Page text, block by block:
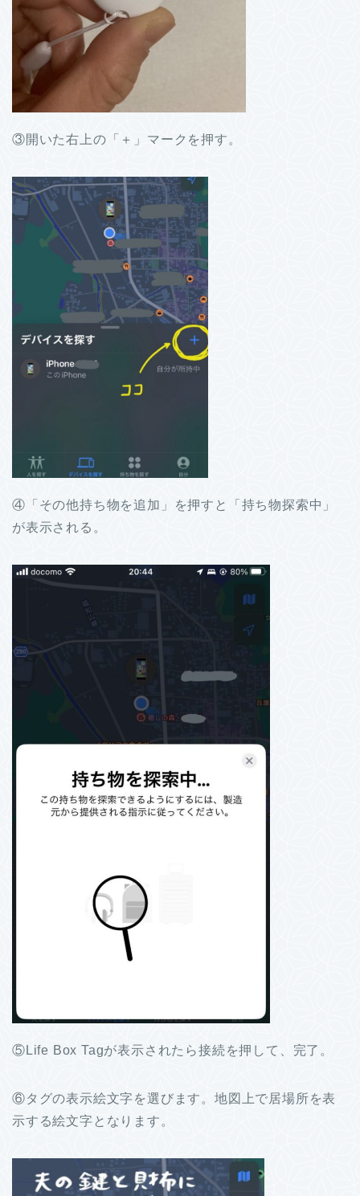
③開いた右上の「＋」マークを押す。
④「その他持ち物を追加」を押すと「持ち物探索中」
が表示される。
⑤Life Box Tagが表示されたら接続を押して、完了。
⑥タグの表示絵文字を選びます。地図上で居場所を表
示する絵文字となります。